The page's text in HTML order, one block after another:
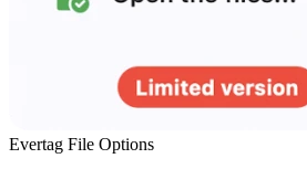
Evertag File Options